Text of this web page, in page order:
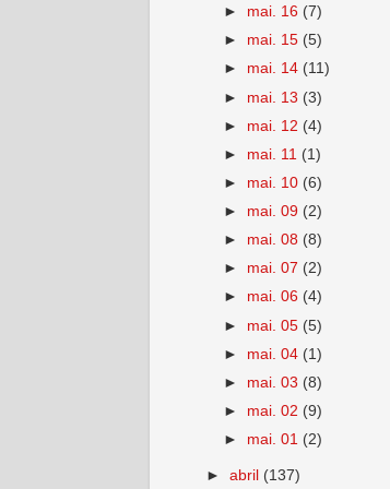
► mai. 16 (7)
► mai. 15 (5)
► mai. 14 (11)
► mai. 13 (3)
► mai. 12 (4)
► mai. 11 (1)
► mai. 10 (6)
► mai. 09 (2)
► mai. 08 (8)
► mai. 07 (2)
► mai. 06 (4)
► mai. 05 (5)
► mai. 04 (1)
► mai. 03 (8)
► mai. 02 (9)
► mai. 01 (2)
►abril (137)